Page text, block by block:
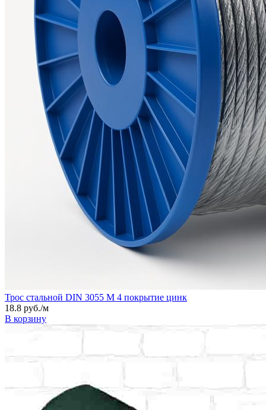
Трос стальной DIN 3055 M 4 покрытие цинк
18.8 руб./м
В корзину